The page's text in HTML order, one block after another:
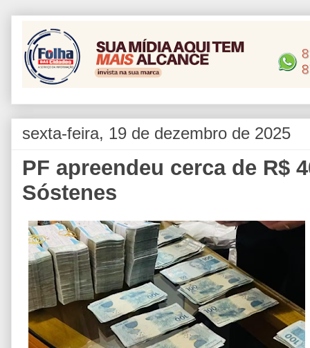
sexta-feira, 19 de dezembro de 2025
PF apreendeu cerca de R$
Sóstenes